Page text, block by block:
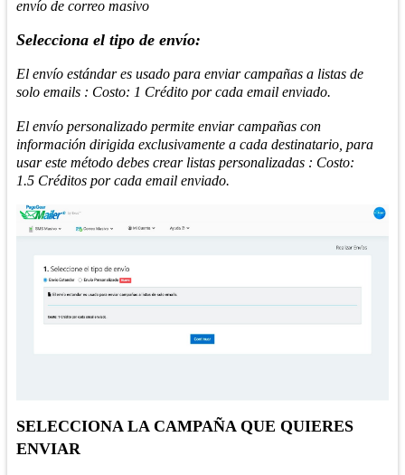
envío de correo masivo
Selecciona el tipo de envío:
El envío estándar es usado para enviar campañas a listas de
solo emails : Costo: 1 Crédito por cada email enviado.
El envío personalizado permite enviar campañas con
información dirigida exclusivamente a cada destinatario, para
usar este método debes crear listas personalizadas : Costo:
1.5 Créditos por cada email enviado.
SELECCIONA LA CAMPAÑA QUE QUIERES
ENVIAR